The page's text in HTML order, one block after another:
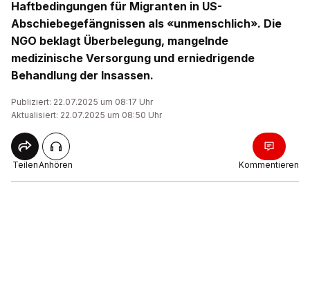
Haftbedingungen für Migranten in US-
Abschiebegefängnissen als «unmenschlich». Die
NGO beklagt Überbelegung, mangelnde
medizinische Versorgung und erniedrigende
Behandlung der Insassen.
Publiziert: 22.07.2025 um 08:17 Uhr
Aktualisiert: 22.07.2025 um 08:50 Uhr
TeilenAnhören Kommentieren